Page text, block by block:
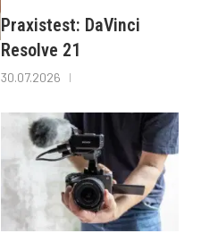
Praxistest: DaVinci
Resolve 21
30.07.2026